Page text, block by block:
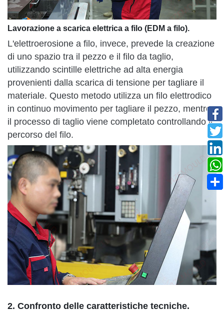
Lavorazione a scarica elettrica a filo (EDM a filo).
L'elettroerosione a filo, invece, prevede la creazione
di uno spazio tra il pezzo e il filo da taglio,
utilizzando scintille elettriche ad alta energia
provenienti dalla scarica di tensione per tagliare il
materiale. Questo metodo utilizza un filo elettrodico
in continuo movimento per tagliare il pezzo, mentre
il processo di taglio viene completato controllando il
percorso del filo.
2. Confronto delle caratteristiche tecniche.